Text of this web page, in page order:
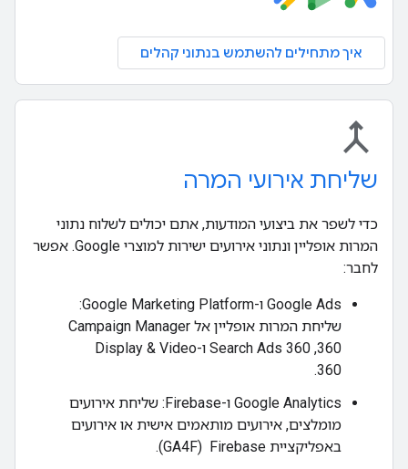
איך מתחילים להשתמש בנתוני קהלים
merge
שליחת אירועי המרה
כדי לשפר את ביצועי המודעות, אתם יכולים לשלוח נתוני
המרות אופליין ונתוני אירועים ישירות למוצרי Google. אפשר
לחבר:
‫Google Ads ו-Google Marketing Platform:
שליחת המרות אופליין אל Campaign Manager
360,‏ Search Ads 360 ו-Display & Video
360.
‫Google Analytics ו-Firebase: שליחת אירועים
מומלצים, אירועים מותאמים אישית או אירועים
באפליקציית Firebase ‏ (GA4F).